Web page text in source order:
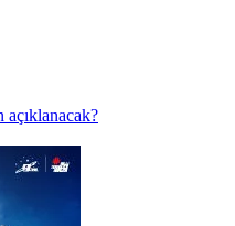
açıklanacak?